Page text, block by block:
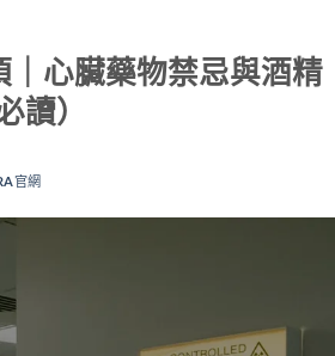
｜心臟藥物禁忌與酒精
讀）
官網